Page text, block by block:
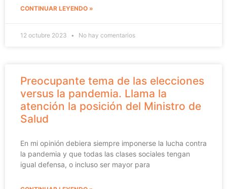
CONTINUAR LEYENDO »
12 octubre 2023 No hay comentarios
Preocupante tema de las elecciones
versus la pandemia. Llama la
atención la posición del Ministro de
Salud
En mi opinión debiera siempre imponerse la lucha contra
la pandemia y que todas las clases sociales tengan
igual defensa, o incluso ser mayor para